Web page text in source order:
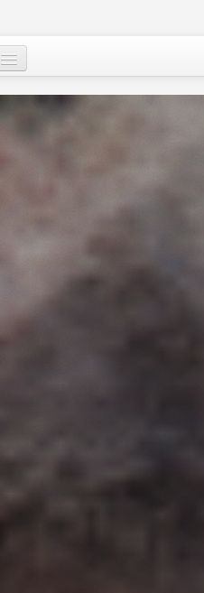
Qui sommes-nous?
Images et mots du Niger
Soutenir le peuple nigérien
Le Niger